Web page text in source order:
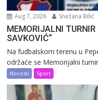
Aug 7, 2026 Snežana Bilić
MEMORIJALNI TURNIR
SAVKOVIĆ”
Na fudbalskom terenu u
održaće se Memorijalni
Novosti Sport